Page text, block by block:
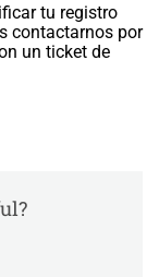
tu registro
contactarnos por
un ticket de